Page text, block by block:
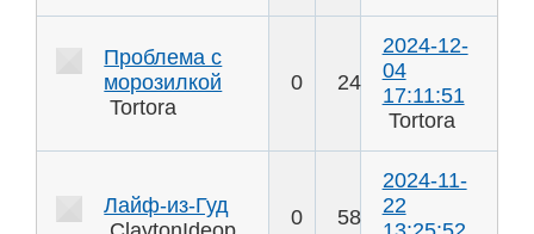
Проблема с
морозилкой
Tortora
0 24
2024-12-
04
17:11:51
Tortora
Лайф-из-Гуд
0 58
2024-11-
22